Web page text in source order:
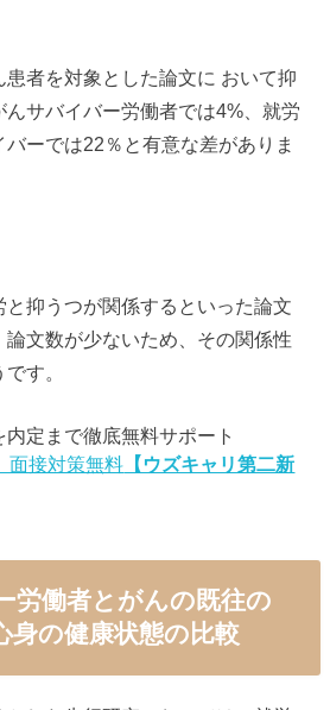
者を対象とした論文に おいて抑
んサバイバー労働者では4%、就労
ーでは22％と有意な差がありま
抑うつが関係するといった論文
文数が少ないため、その関係性
す。
定まで徹底無料サポート
面接対策無料 【ウズキャリ第二新
労働者とがんの既往の
身の健康状態の比較